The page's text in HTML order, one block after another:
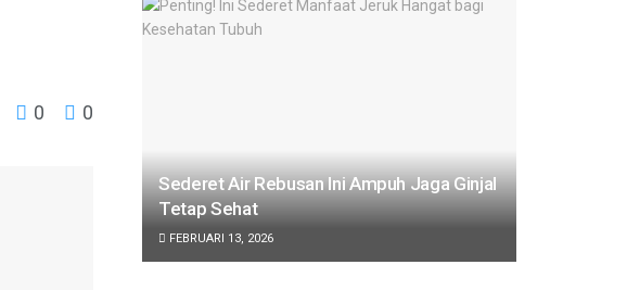
0 0
Sederet Air Rebusan Ini Ampuh Jaga Ginjal
Tetap Sehat
FEBRUARI 13, 2026